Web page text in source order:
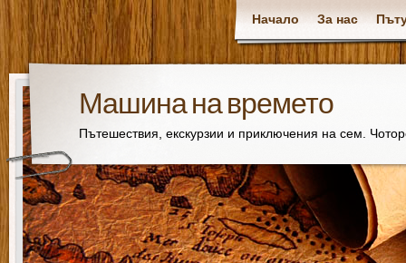
Начало За нас
Машина на времето
Пътешествия, екскурзии и приключения на сем.